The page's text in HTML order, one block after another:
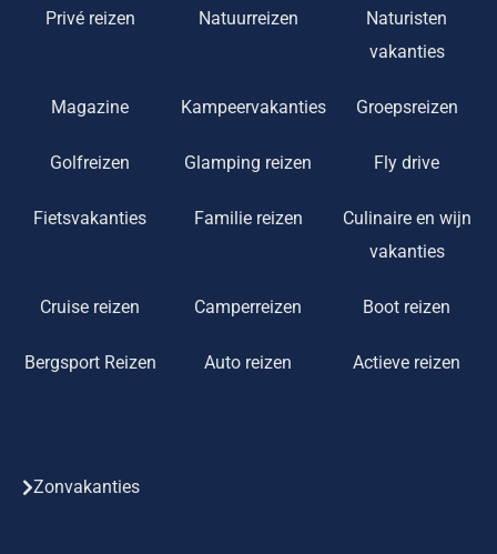
Privé reizen Natuurreizen
Naturisten
vakanties
Magazine Kampeervakanties Groepsreizen
Golfreizen Glamping reizen Fly drive
Fietsvakanties Familie reizen
Culinaire en wijn
vakanties
Cruise reizen Camperreizen Boot reizen
Bergsport Reizen Auto reizen Actieve reizen
Zonvakanties